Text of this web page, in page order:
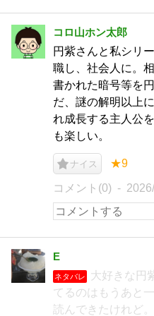
コロ山ホン太郎
円紫さんと私シリ
職し、社会人に。
書かれた暗号等を
だ、謎の解明以上
れ成長する主人公
も楽しい。
ナイス ★9
コメント(0)
E
ネタバレ
大好きな円
てるのはもうあと
読んできたけれど